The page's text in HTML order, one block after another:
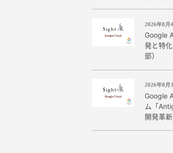
2026年8月
Google
発と特
部）
2026年8月
Google
ム「
開発革新